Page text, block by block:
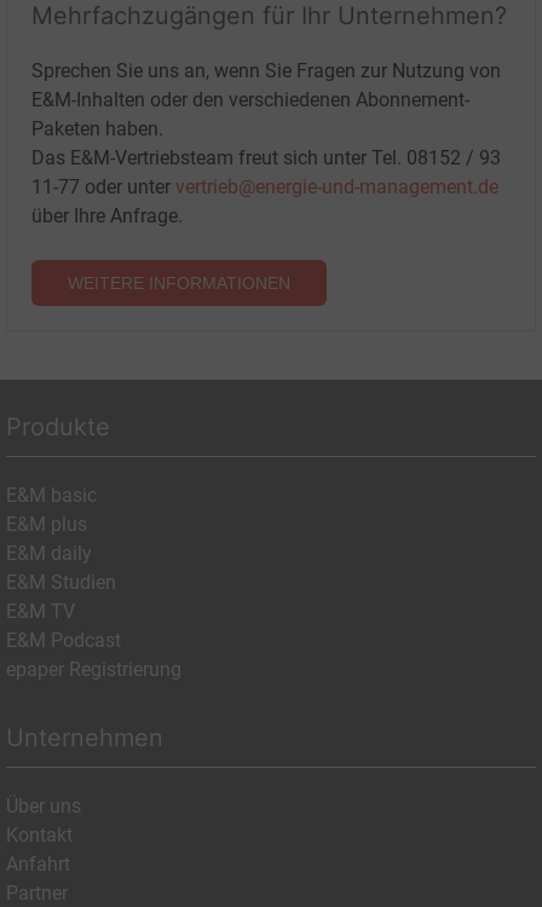
Mehrfachzugängen für Ihr Unternehmen?
Sprechen Sie uns an, wenn Sie Fragen zur Nutzung von
E&M-Inhalten oder den verschiedenen Abonnement-
Paketen haben.
Das E&M-Vertriebsteam freut sich unter Tel. 08152 / 93
11-77 oder unter vertrieb@energie-und-management.de
über Ihre Anfrage.
WEITERE INFORMATIONEN
Produkte
E&M basic
E&M plus
E&M daily
E&M Studien
E&M TV
E&M Podcast
epaper Registrierung
Unternehmen
Über uns
Kontakt
Anfahrt
Partner